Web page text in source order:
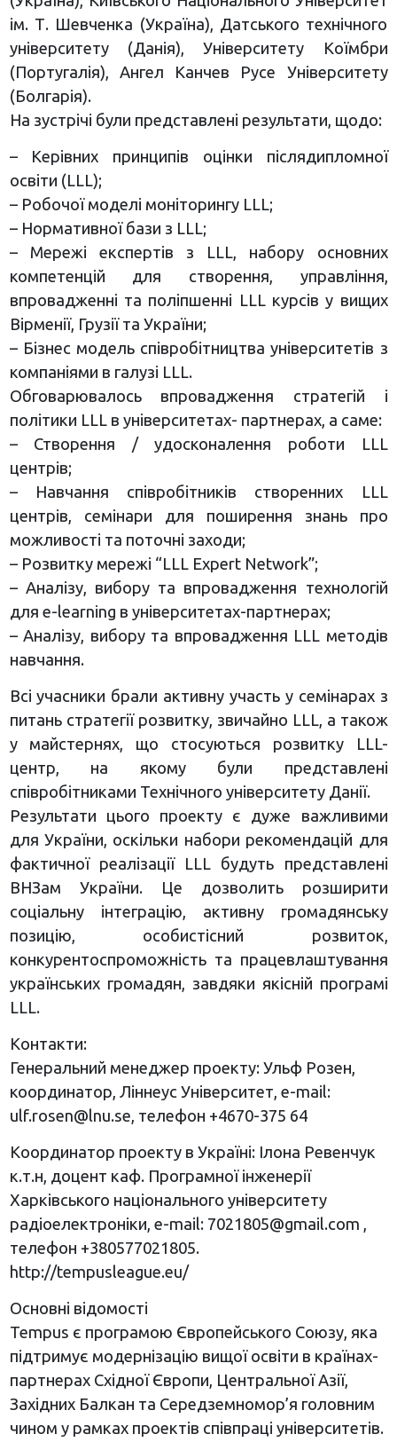
ім. Т. Шевченка (Україна), Датського технічного
університету (Данія), Університету Коїмбри
(Португалія), Ангел Канчев Русе Університету
(Болгарія).
На зустрічі були представлені результати, щодо:
– Керівних принципів оцінки післядипломної
освіти (LLL);
– Робочої моделі моніторингу LLL;
– Нормативної бази з LLL;
– Мережі експертів з LLL, набору основних
компетенцій для створення, управління,
впровадженні та поліпшенні LLL курсів у вищих
Вірменії, Грузії та України;
– Бізнес модель співробітництва університетів з
компаніями в галузі LLL.
Обговарювалось впровадження стратегій і
політики LLL в університетах- партнерах, а саме:
– Створення / удосконалення роботи LLL
центрів;
– Навчання співробітників створенних LLL
центрів, семінари для поширення знань про
можливості та поточні заходи;
– Розвитку мережі “LLL Expert Network”;
– Аналізу, вибору та впровадження технологій
для e-learning в університетах-партнерах;
– Аналізу, вибору та впровадження LLL методів
навчання.
Всі учасники брали активну участь у семінарах з
питань стратегії розвитку, звичайно LLL, а також
у майстернях, що стосуються розвитку LLL-
центр, на якому були представлені
співробітниками Технічного університету Данії.
Результати цього проекту є дуже важливими
для України, оскільки набори рекомендацій для
фактичної реалізації LLL будуть представлені
ВНЗам України. Це дозволить розширити
соціальну інтеграцію, активну громадянську
позицію, особистісний розвиток,
конкурентоспроможність та працевлаштування
українських громадян, завдяки якісній програмі
LLL.
Контакти:
Генеральний менеджер проекту: Ульф Розен,
координатор, Ліннеус Університет, e-mail:
ulf.rosen@lnu.se, телефон +4670-375 64
Координатор проекту в Україні: Ілона Ревенчук
к.т.н, доцент каф. Програмної інженерії
Харківського національного університету
радіоелектроніки, e-mail: 7021805@gmail.com ,
телефон +380577021805.
http://tempusleague.eu/
Основні відомості
Теmpus є програмою Європейського Союзу, яка
підтримує модернізацію вищої освіти в країнах-
партнерах Східної Європи, Центральної Азії,
Західних Балкан та Середземномор’я головним
чином у рамках проектів співпраці університетів.